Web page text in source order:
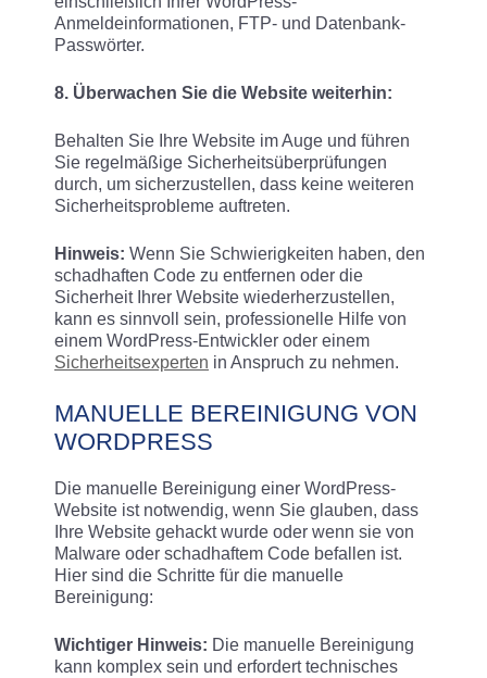
Anmeldeinformationen, FTP- und Datenbank-
Passwörter.
8. Überwachen Sie die Website weiterhin:
Behalten Sie Ihre Website im Auge und führen
Sie regelmäßige Sicherheitsüberprüfungen
durch, um sicherzustellen, dass keine weiteren
Sicherheitsprobleme auftreten.
Hinweis: Wenn Sie Schwierigkeiten haben, den
schadhaften Code zu entfernen oder die
Sicherheit Ihrer Website wiederherzustellen,
kann es sinnvoll sein, professionelle Hilfe von
einem WordPress-Entwickler oder einem
Sicherheitsexperten in Anspruch zu nehmen.
MANUELLE BEREINIGUNG VON
WORDPRESS
Die manuelle Bereinigung einer WordPress-
Website ist notwendig, wenn Sie glauben, dass
Ihre Website gehackt wurde oder wenn sie von
Malware oder schadhaftem Code befallen ist.
Hier sind die Schritte für die manuelle
Bereinigung:
Wichtiger Hinweis: Die manuelle Bereinigung
kann komplex sein und erfordert technisches